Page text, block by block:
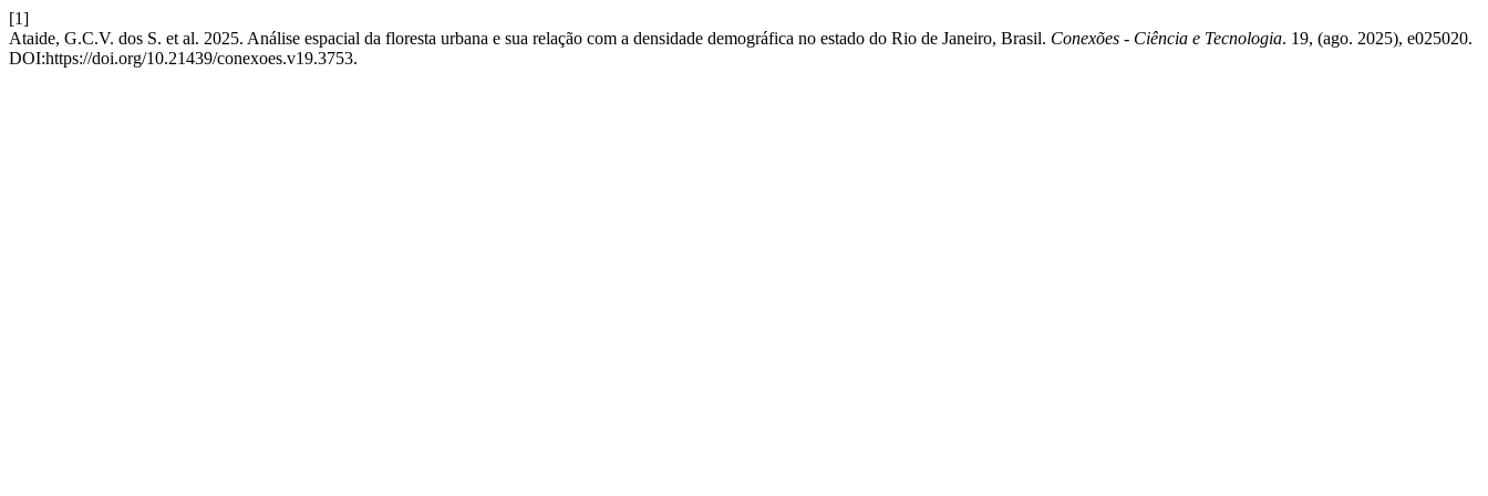
[1]
Ataide, G.C.V. dos S. et al. 2025. Análise espacial da floresta urbana e sua relação com a densidade demográfica no estado do Rio de Janeiro, Brasil. Conexões - Ciência e Tecnologia. 19, (ago. 2025), e025020.
DOI:https://doi.org/10.21439/conexoes.v19.3753.